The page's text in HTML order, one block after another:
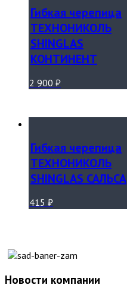
Гибкая черепица
ТЕХНОНИКОЛЬ
SHINGLAS
КОНТИНЕНТ
2 900 ₽
Гибкая черепица
ТЕХНОНИКОЛЬ
SHINGLAS САЛЬСА
415 ₽
Новости компании